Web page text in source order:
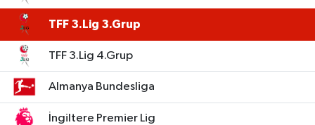
TFF 3.Lig 3.Grup
TFF 3.Lig 4.Grup
Almanya Bundesliga
İngiltere Premier Lig